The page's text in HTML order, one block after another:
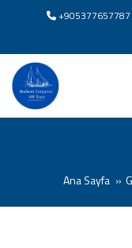
+905377657787
Ana Sayfa